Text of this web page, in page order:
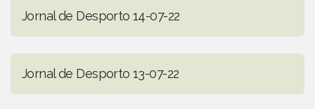
Jornal de Desporto 14-07-22
Jornal de Desporto 13-07-22